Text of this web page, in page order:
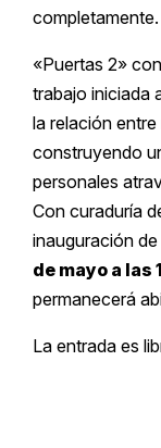
completamente.
«Puertas 2»
trabajo iniciada
la relación
construyendo
personales
Con curaduría
inauguración
de mayo a las
permanecerá
La entrada es